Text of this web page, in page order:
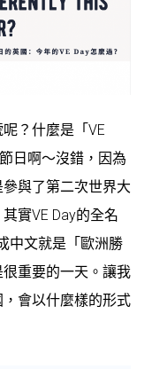
？什麼是「VE
日啊～沒錯，因為
與了第二次世界大
實VE Day的全名
中文就是「歐洲勝
重要的一天。讓我
會以什麼樣的形式